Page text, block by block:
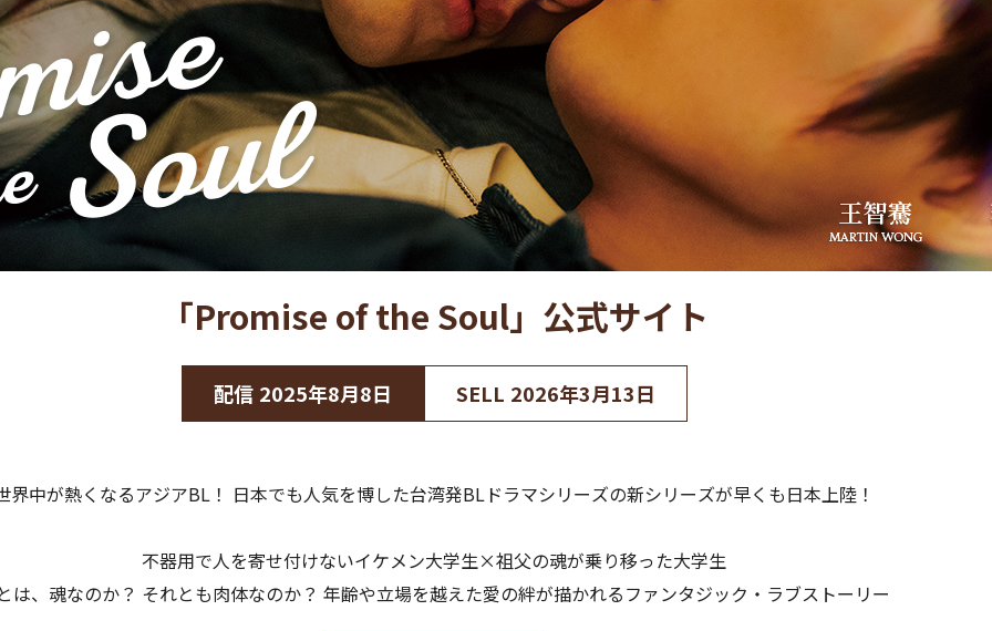
「Promise of the Soul」公式サイト
配信 2025年8月8日 SELL 2026年3月13日
界中が熱くなるアジアBL！ 日本でも人気を博した台湾発BLドラマシリーズの新シリーズが早くも日本上陸！
不器用で人を寄せ付けないイケメン大学生×祖父の魂が乗り移った大学生
は、魂なのか？ それとも肉体なのか？ 年齢や立場を越えた愛の絆が描かれるファンタジック・ラブストーリー